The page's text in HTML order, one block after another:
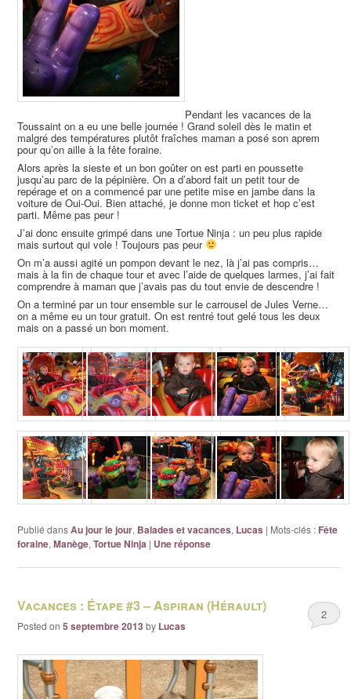
Pendant les vacances de la
Toussaint on a eu une belle journée ! Grand soleil dès le matin et
malgré des températures plutôt fraîches maman a posé son aprem
pour qu’on aille à la fête foraine.
Alors après la sieste et un bon goûter on est parti en poussette
jusqu’au parc de la pépinière. On a d’abord fait un petit tour de
repérage et on a commencé par une petite mise en jambe dans la
voiture de Oui-Oui. Bien attaché, je donne mon ticket et hop c’est
parti. Même pas peur !
J’ai donc ensuite grimpé dans une Tortue Ninja : un peu plus rapide
mais surtout qui vole ! Toujours pas peur
On m’a aussi agité un pompon devant le nez, là j’ai pas compris…
mais à la fin de chaque tour et avec l’aide de quelques larmes, j’ai fait
comprendre à maman que j’avais pas du tout envie de descendre !
On a terminé par un tour ensemble sur le carrousel de Jules Verne…
on a même eu un tour gratuit. On est rentré tout gelé tous les deux
mais on a passé un bon moment.
Publié dansAu jour le jour, Balades et vacances, Lucas | Mots-clés : Fête
foraine,Manège,Tortue Ninja | Uneréponse
Vacances : Étape #3 – Aspiran (Hérault)
Posted on5 septembre 2013 by Lucas
2